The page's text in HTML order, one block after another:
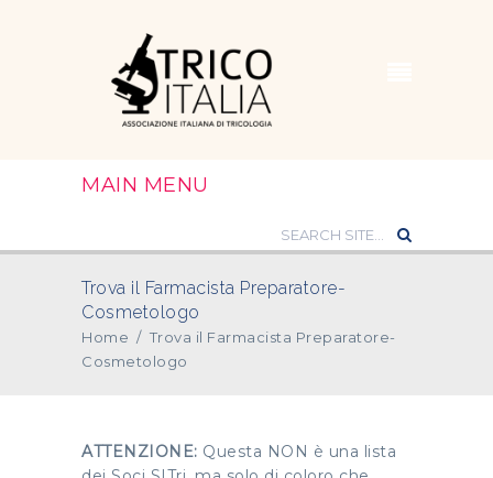
MAIN MENU
Trova il Farmacista Preparatore-
Cosmetologo
Home / Trova il Farmacista Preparatore-
Cosmetologo
ATTENZIONE: Questa NON è una lista